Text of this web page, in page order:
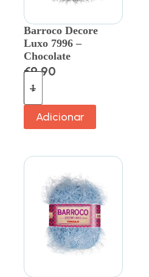
Barroco Decore
Luxo 7996 –
Chocolate
€9.90
Adicionar